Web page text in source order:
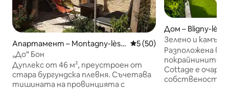
Апартамент – Montagny-lès-
Beaune
Средна оценка: 5 от 5,
5 (50)
„До“ Бон
Дуплекс от 46 м², преустроен от
стара бургундска плевня. Съчетава
тишината на провинцията с
Дом – Bligny-lès-
Зелено и
вила
Разположена в
покрайнините
Cottage е
собственост в